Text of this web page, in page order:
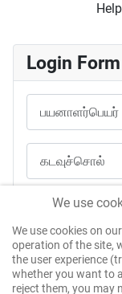
Login Form
பயனாளர்பெயர்
கடவுச்சொல்
என்னை
We use
We use cookies on
operation of the site,
the user experience
whether you want to
reject them, you may